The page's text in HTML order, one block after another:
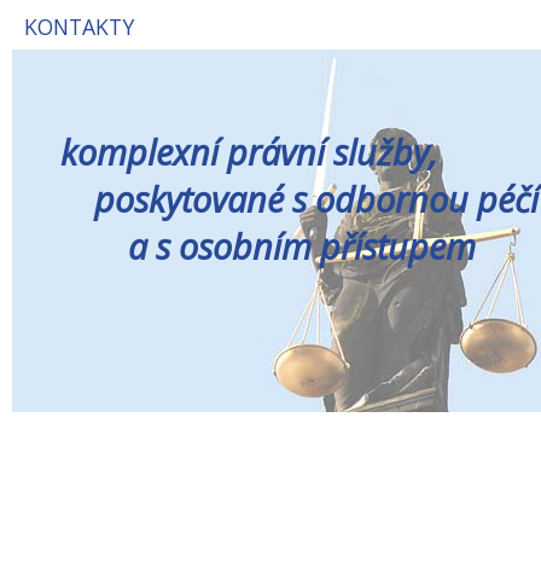
KONTAKTY
komplexní právní služby,
poskytované s odbornou péčí
a s osobním přístupem